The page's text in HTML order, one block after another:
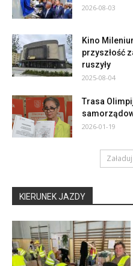
2026-08-03
Kino
przyszłość
ruszyły
2025-08-04
Trasa
2026-01-19
KIERUNEK JAZDY